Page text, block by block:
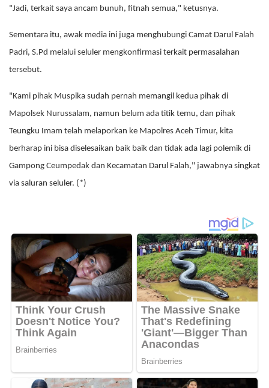
"Jadi, terkait saya ancam bunuh, fitnah semua," ketusnya.
Sementara itu, awak media ini juga menghubungi Camat Darul Falah
Padri, S.Pd melalui seluler mengkonfirmasi terkait permasalahan
tersebut.
"Kami pihak Muspika sudah pernah memangil kedua pihak di
Mapolsek Nurussalam, namun belum ada titik temu, dan pihak
Teungku Imam telah melaporkan ke Mapolres Aceh Timur, kita
berharap ini bisa diselesaikan baik baik dan tidak ada lagi polemik di
Gampong Ceumpedak dan Kecamatan Darul Falah," jawabnya singkat
via saluran seluler. (*)